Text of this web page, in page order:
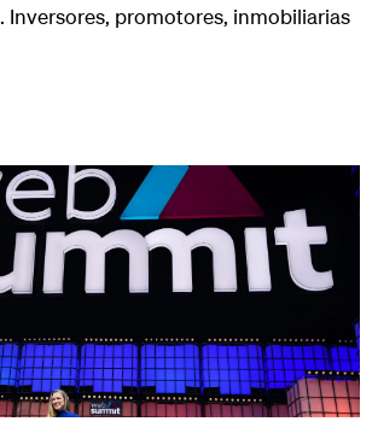
Inversores, promotores, inmobiliarias